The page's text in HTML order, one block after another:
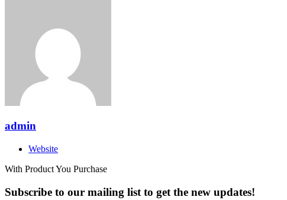
admin
Website
With Product You Purchase
Subscribe to our mailing list to get the new updates!